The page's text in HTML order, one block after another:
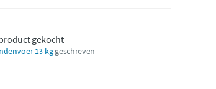
gekocht
13 kg geschreven